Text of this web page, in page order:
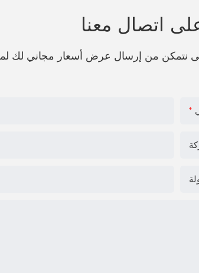
اتصال معنا
نتمكن من إرسال عرض أسعار مجاني لك